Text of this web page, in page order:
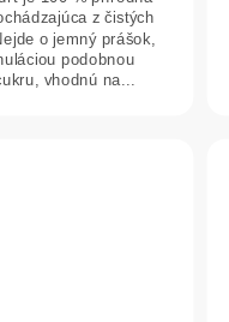
z čistých
o jemný prášok,
podobnou
vhodnú na...